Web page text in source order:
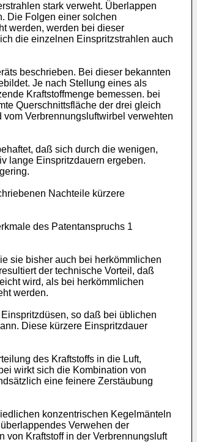
stark verweht. Überlappen
Die Folgen einer solchen
werden, werden bei dieser
die einzelnen Einspritzstrahlen auch
beschrieben. Bei dieser bekannten
Je nach Stellung eines als
Kraftstoffmenge bemessen. bei
Querschnittsfläche der drei gleich
Verbrennungsluftwirbel verwehten
daß sich durch die wenigen,
lange Einspritzdauern ergeben.
Nachteile kürzere
des Patentanspruchs 1
sie bisher auch bei herkömmlichen
der technische Vorteil, daß
wird, als bei herkömmlichen
werden.
so daß bei üblichen
Diese kürzere Einspritzdauer
des Kraftstoffs in die Luft,
wirkt sich die Kombination von
eine feinere Zerstäubung
konzentrischen Kegelmänteln
Verwehen der
von Kraftstoff in der Verbrennungsluft